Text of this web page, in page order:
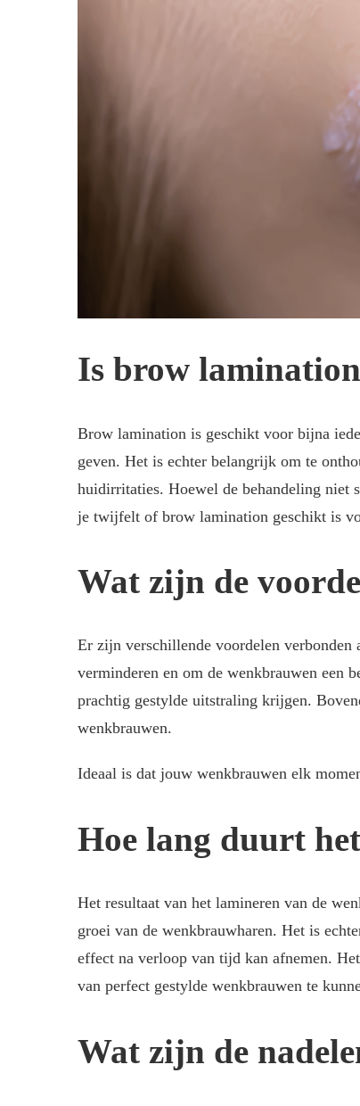
Is brow
Brow lamination is geschikt voor bijna
geven. Het is echter belangrijk om te
huidirritaties. Hoewel de behandeling niet
je twijfelt of brow lamination geschikt is
Wat zijn de
Er zijn verschillende voordelen verbonden
verminderen en om de wenkbrauwen een
prachtig gestylde uitstraling krijgen.
wenkbrauwen.
Ideaal is dat jouw wenkbrauwen elk
Hoe lang duurt
Het resultaat van het lamineren van de
groei van de wenkbrauwharen. Het is
effect na verloop van tijd kan afnemen.
van perfect gestylde wenkbrauwen te
Wat zijn de